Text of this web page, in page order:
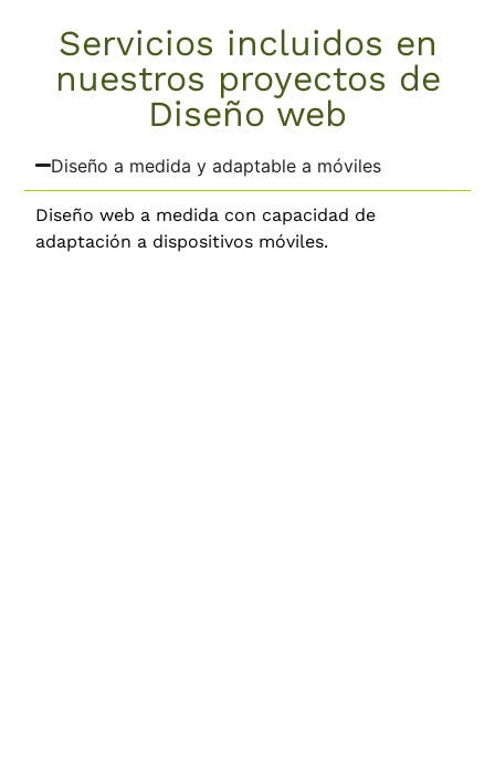
Servicios incluidos en
nuestros proyectos de
Diseño web
Diseño a medida y adaptable a móviles
Diseño web a medida con capacidad de
adaptación a dispositivos móviles.